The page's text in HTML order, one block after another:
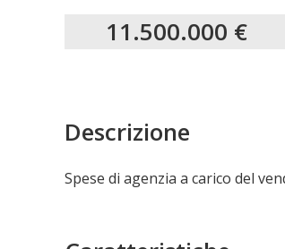
11.500.000 €
Descrizione
Spese di agenzia a carico del